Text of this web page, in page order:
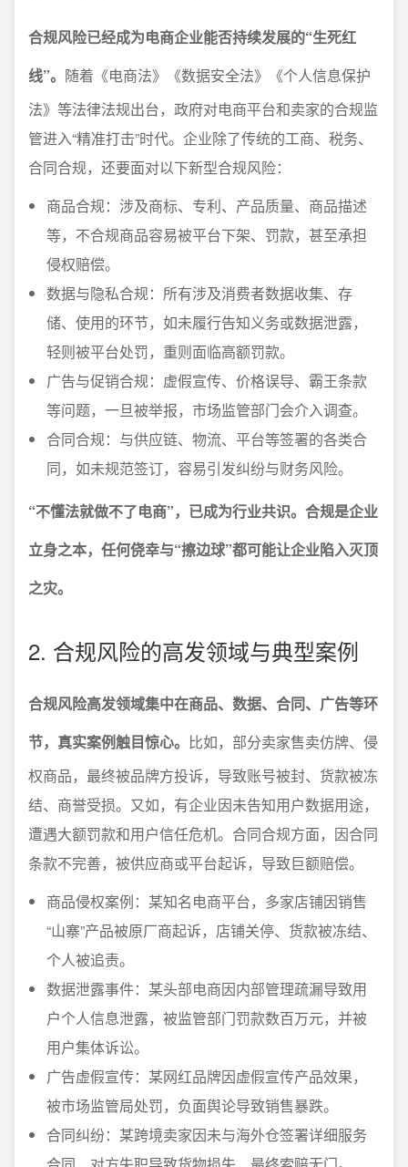
合规风险已经成为电商企业能否持续发展的“生死红
线”。 随着《电商法》《数据安全法》《个人信息保护
法》等法律法规出台，政府对电商平台和卖家的合规监
管进入“精准打击”时代。企业除了传统的工商、税务、
合同合规，还要面对以下新型合规风险：
商品合规：涉及商标、专利、产品质量、商品描述
等，不合规商品容易被平台下架、罚款，甚至承担
侵权赔偿。
数据与隐私合规：所有涉及消费者数据收集、存
储、使用的环节，如未履行告知义务或数据泄露，
轻则被平台处罚，重则面临高额罚款。
广告与促销合规：虚假宣传、价格误导、霸王条款
等问题，一旦被举报，市场监管部门会介入调查。
合同合规：与供应链、物流、平台等签署的各类合
同，如未规范签订，容易引发纠纷与财务风险。
“不懂法就做不了电商”，已成为行业共识。合规是企业
立身之本，任何侥幸与“擦边球”都可能让企业陷入灭顶
之灾。
2. 合规风险的高发领域与典型案例
合规风险高发领域集中在商品、数据、合同、广告等环
节，真实案例触目惊心。 比如，部分卖家售卖仿牌、侵
权商品，最终被品牌方投诉，导致账号被封、货款被冻
结、商誉受损。又如，有企业因未告知用户数据用途，
遭遇大额罚款和用户信任危机。合同合规方面，因合同
条款不完善，被供应商或平台起诉，导致巨额赔偿。
商品侵权案例：某知名电商平台，多家店铺因销售
“山寨”产品被原厂商起诉，店铺关停、货款被冻结、
个人被追责。
数据泄露事件：某头部电商因内部管理疏漏导致用
户个人信息泄露，被监管部门罚款数百万元，并被
用户集体诉讼。
广告虚假宣传：某网红品牌因虚假宣传产品效果，
被市场监管局处罚，负面舆论导致销售暴跌。
合同纠纷：某跨境卖家因未与海外仓签署详细服务